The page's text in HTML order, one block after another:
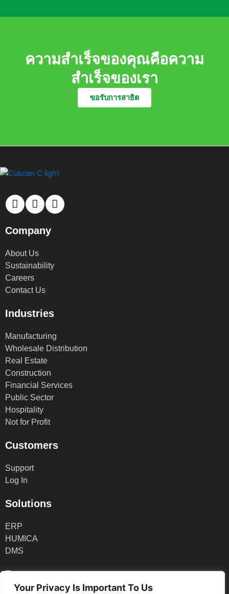
Your Privacy Is Important To Us
ความสำเร็จของคุณคือความ
สำเร็จของเรา
ขอรับการสาธิต
Company
About Us
Sustainability
Careers
Contact Us
Industries
Manufacturing
Wholesale Distribution
Real Estate
Construction
Financial Services
Public Sector
Hospitality
Not for Profit
Customers
Support
Log In
Solutions
ERP
HUMICA
DMS
Partners